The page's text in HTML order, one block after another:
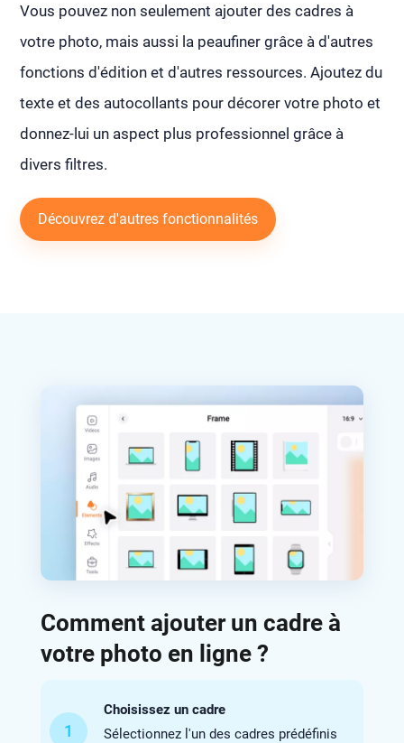
Vous pouvez non seulement ajouter des cadres à
votre photo, mais aussi la peaufiner grâce à d'autres
fonctions d'édition et d'autres ressources. Ajoutez du
texte et des autocollants pour décorer votre photo et
donnez-lui un aspect plus professionnel grâce à
divers filtres.
Découvrez d'autres fonctionnalités
Comment ajouter un cadre à
votre photo en ligne ?
1
Choisissez un cadre
Sélectionnez l'un des cadres prédéfinis